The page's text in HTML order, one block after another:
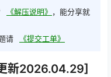
《解压说明》 ，能分享就
请
《提交工单》
新2026.04.29]